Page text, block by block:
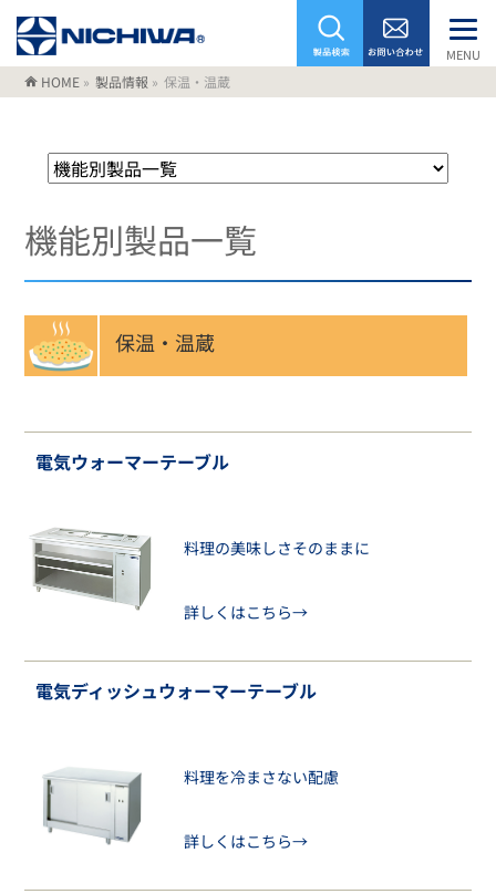
MENU
HOME » 製品情報 » 保温・温蔵
機能別製品一覧
保温・温蔵
電気ウォーマーテーブル
料理の美味しさそのままに
詳しくはこちら→
電気ディッシュウォーマーテーブル
料理を冷まさない配慮
詳しくはこちら→